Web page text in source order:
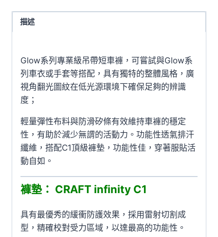
s
Bib
Shorts
1903298-
9851
描述
Glow系列專業級吊帶短車褲，可嘗試與Glow系
列車衣或手套等搭配，具有獨特的整體風格，廣
視角翻光圖紋在低光源環境下確保足夠的辨識
度；
輕量彈性布料與防滑矽條有效維持車褲的穩定
性，有助於減少無謂的活動力。功能性透氣排汗
纖維，搭配C1頂級褲墊，功能性佳，穿著服貼活
動自如。
褲墊： CRAFT infinity C1
具有最優秀的緩衝防護效果，採用雷射切割成
型，精確校對受力區域，以達最高的功能性。